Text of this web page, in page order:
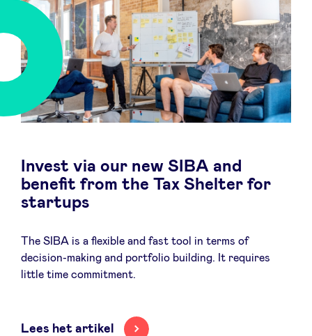
Pooling Services
Sponsors
Privacy Policy
My Portofolio
Health Expert Circle
Invest via our new SIBA and
benefit from the Tax Shelter for
startups
The SIBA is a flexible and fast tool in terms of
decision-making and portfolio building. It requires
little time commitment.
Lees het artikel